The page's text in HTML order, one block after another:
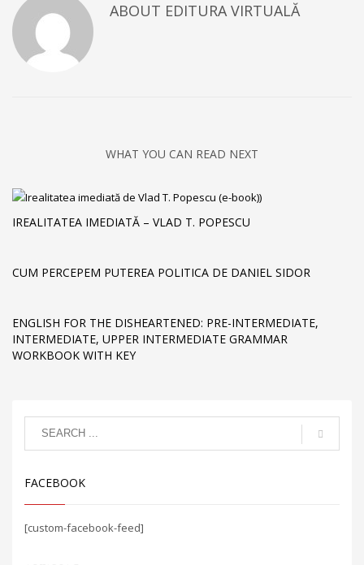
ABOUT EDITURA VIRTUALĂ
WHAT YOU CAN READ NEXT
IREALITATEA IMEDIATĂ – VLAD T. POPESCU
CUM PERCEPEM PUTEREA POLITICA DE DANIEL SIDOR
ENGLISH FOR THE DISHEARTENED: PRE-INTERMEDIATE,
INTERMEDIATE, UPPER INTERMEDIATE GRAMMAR
WORKBOOK WITH KEY
FACEBOOK
[custom-facebook-feed]